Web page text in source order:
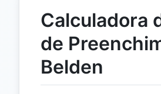
Calculadora
de
Belden